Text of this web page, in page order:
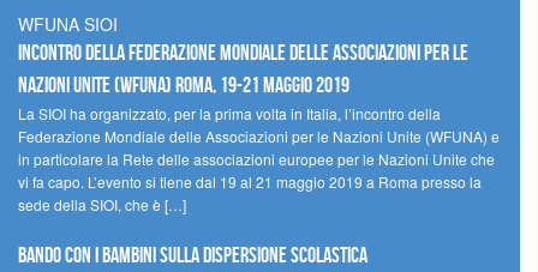
WFUNA SIOI
Incontro della Federazione Mondiale delle Associazioni per le
Nazioni Unite (WFUNA) Roma, 19-21 maggio 2019
La SIOI ha organizzato, per la prima volta in Italia, l’incontro della
Federazione Mondiale delle Associazioni per le Nazioni Unite (WFUNA) e
in particolare la Rete delle associazioni europee per le Nazioni Unite che
vi fa capo. L’evento si tiene dal 19 al 21 maggio 2019 a Roma presso la
sede della SIOI, che è […]
Bando Con i Bambini sulla dispersione scolastica